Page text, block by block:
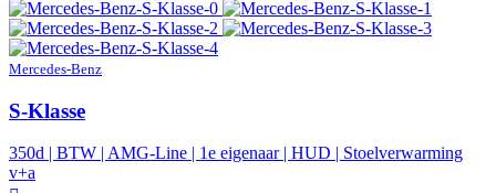
Mercedes-Benz
S-Klasse
350d | BTW | AMG-Line | 1e eigenaar | HUD | Stoelverwarming
v+a